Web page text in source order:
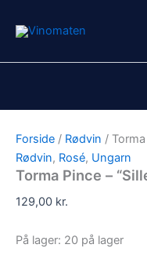
Forside / Rødvin /
Rødvin, Rosé, Ungarn
Torma Pince –
129,00 kr.
På lager: 20 på lager
Pince
-